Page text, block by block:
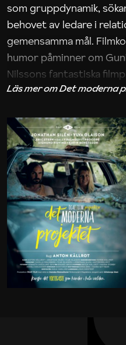
som gruppdynamik,
behovet av ledare i
gemensamma mål.
humor påminner om
Nilssons fantastiska
iakttagelser om hur
Maja Kekonius